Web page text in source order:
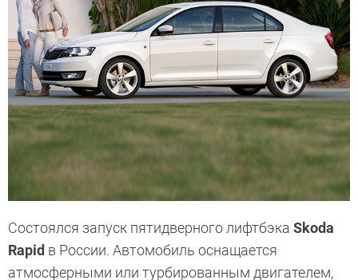
Состоялся запуск пятидверного лифтбэка Skoda
Rapid в России. Автомобиль оснащается
атмосферными или турбированным двигателем,